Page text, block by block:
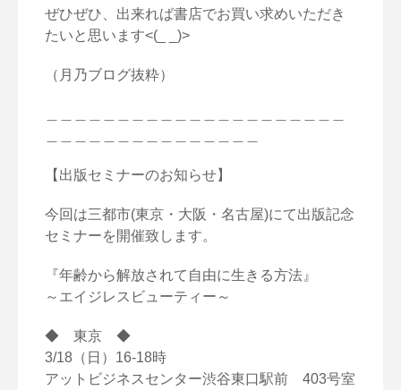
ぜひぜひ、出来れば書店でお買い求めいただき
たいと思います<(_ _)>
（月乃ブログ抜粋）
【出版セミナーのお知らせ】
今回は三都市(東京・大阪・名古屋)にて出版記念
セミナーを開催致します。
『年齢から解放されて自由に生きる方法』
～エイジレスビューティー～
◆ 東京 ◆
3/18（日）16-18時
アットビジネスセンター渋谷東口駅前 403号室